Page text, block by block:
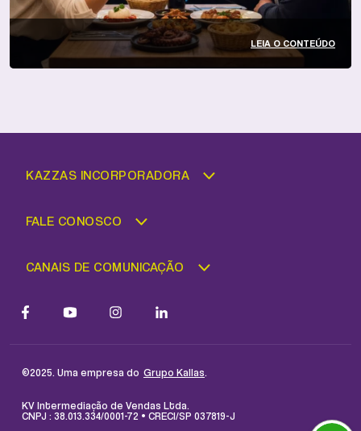
LEIA O CONTEÚDO
KAZZAS INCORPORADORA
FALE CONOSCO
CANAIS DE COMUNICAÇÃO
©2025. Uma empresa do Grupo Kallas.
KV Intermediação de Vendas Ltda.
CNPJ : 38.013.334/0001-72 • CRECI/SP 037819-J